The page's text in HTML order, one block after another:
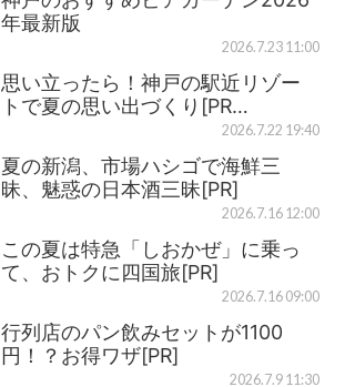
年最新版
2026.7.23 11:00
思い立ったら！神戸の駅近リゾー
トで夏の思い出づくり[PR…
2026.7.22 19:40
夏の新潟、市場ハシゴで海鮮三
昧、魅惑の日本酒三昧[PR]
2026.7.16 12:00
この夏は特急「しおかぜ」に乗っ
て、おトクに四国旅[PR]
2026.7.16 09:00
行列店のパン飲みセットが1100
円！？お得ワザ[PR]
2026.7.9 11:30